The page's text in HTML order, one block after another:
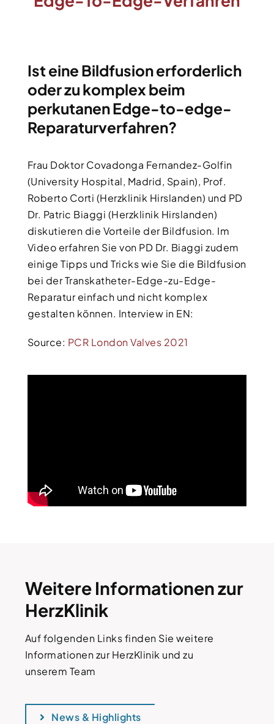
Ist eine Bildfusion erforderlich
oder zu komplex beim
perkutanen Edge-to-edge-
Reparaturverfahren?
Frau Doktor Covadonga Fernandez-Golfin
(University Hospital, Madrid, Spain), Prof.
Roberto Corti (Herzklinik Hirslanden) und PD
Dr. Patric Biaggi (Herzklinik Hirslanden)
diskutieren die Vorteile der Bildfusion. Im
Video erfahren Sie von PD Dr. Biaggi zudem
einige Tipps und Tricks wie Sie die Bildfusion
bei der Transkatheter-Edge-zu-Edge-
Reparatur einfach und nicht komplex
gestalten können. Interview in EN:
Source: PCR London Valves 2021
Weitere Informationen zur
HerzKlinik
Auf folgenden Links finden Sie weitere
Informationen zur HerzKlinik und zu
unserem Team
News & Highlights